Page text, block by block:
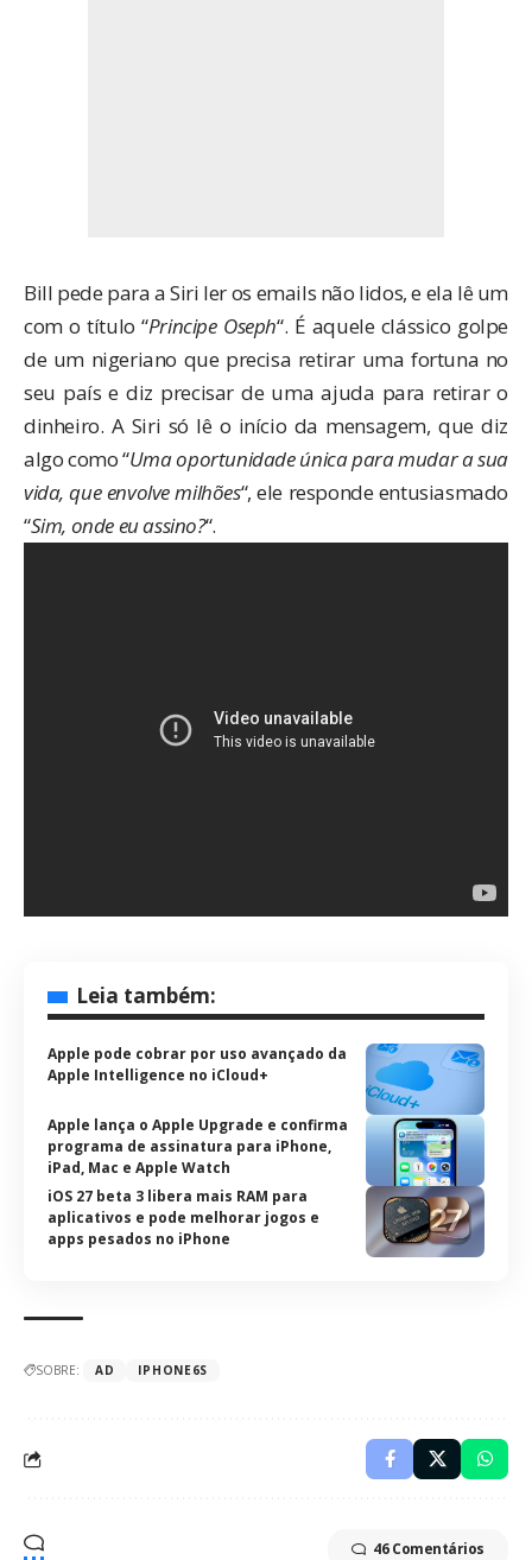
Bill pede para a Siri ler os emails não lidos, e ela lê um
com o título “Principe Oseph“. É aquele clássico golpe
de um nigeriano que precisa retirar uma fortuna no
seu país e diz precisar de uma ajuda para retirar o
dinheiro. A Siri só lê o início da mensagem, que diz
algo como “Uma oportunidade única para mudar a sua
vida, que envolve milhões“, ele responde entusiasmado
“Sim, onde eu assino?“.
Leia também:
Apple pode cobrar por uso avançado da
Apple Intelligence no iCloud+
Apple lança o Apple Upgrade e confirma
programa de assinatura para iPhone,
iPad, Mac e Apple Watch
iOS 27 beta 3 libera mais RAM para
aplicativos e pode melhorar jogos e
apps pesados no iPhone
SOBRE: AD IPHONE6S
46 Comentários